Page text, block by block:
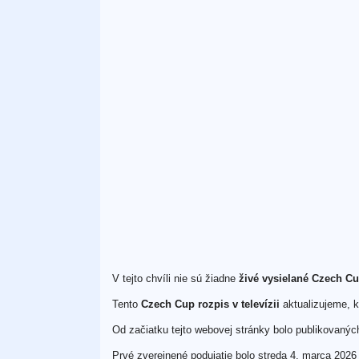
V tejto chvíli nie sú žiadne živé vysielané Czech
Tento Czech Cup rozpis v televízii aktualizujeme,
Od začiatku tejto webovej stránky bolo
Prvé zverejnené podujatie bolo streda 4. marca